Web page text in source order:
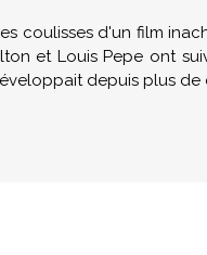
coulisses d'un film
et Louis Pepe ont
depuis plus de